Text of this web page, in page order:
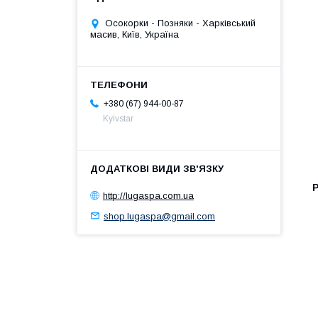
Осокорки - Позняки - Харківський
масив, Київ, Україна
+380 (67) 944-00-87
Kyivstar
http://lugaspa.com.ua
shop.lugaspa@gmail.com